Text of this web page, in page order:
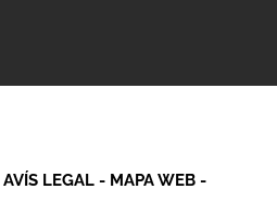
AVÍS LEGAL - MAPA WEB -